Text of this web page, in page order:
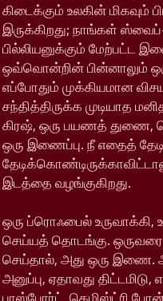
கிடைக்கும் உலகின் மிகவும்
இருக்கிறது; நாங்கள் ஸ்வைப்-
பில்லியனுக்கும்
ஒவ்வொன்றின் பின்னாலும்
எப்போதும் முக்கியமான
சந்தித்திருக்க முடியாத
கிரஷ், ஒரு பயணத் துணை,
ஒரு இணைப்பு. நீ எதைத்
இடத்தை வழங்குகிறது.
ஒரு ப்ரொஃபைல்
செய்யத் தொடங்கு.
செய்தால், அது ஒரு இணை.
அனுப்பு, ஏதாவது
பாஸ்போர்ட், கெமிஸ்ட்ரி